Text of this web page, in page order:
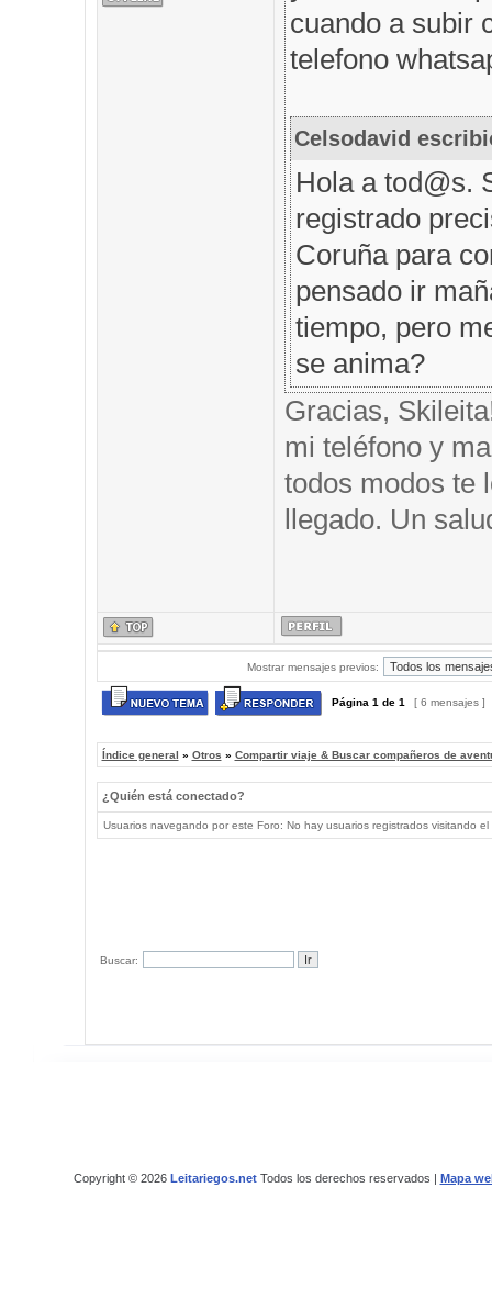
cuando a subir
telefono
Celsodavid
Hola a tod@s.
registrado
Coruña para
pensado ir
tiempo, pero
se anima?
Gracias,
mi teléfono y
todos modos te
llegado. Un
Mostrar mensajes previos:
Página 1 de 1 [ 6 mensajes ]
Índice general » Otros » Compartir viaje & Buscar compañeros de
¿Quién está conectado?
Usuarios navegando por este Foro: No hay usuarios registrados visitando
Buscar:
Copyright © 2026 Leitariegos.netTodos los derechos reservados | Mapa